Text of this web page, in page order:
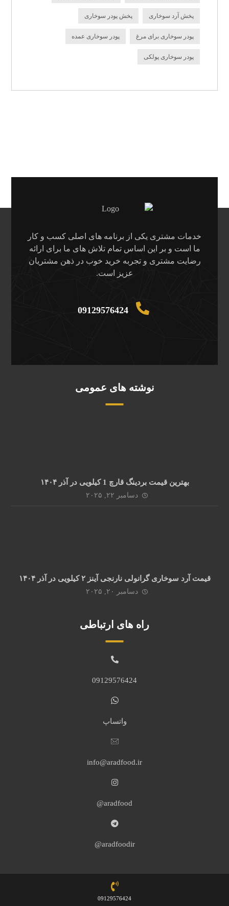
پخش آرد سوخاری پخش پودر سوخاری
پودر سوخاری برای مرغ پودر سوخاری عمده
پودر سوخاری پولکی
خدمات مشتری یکی از برنامه های اصلی کسب و کار
ما است و بر این اساس تمام تلاش های ما برای ارائه
رضایت مشتری و تجربه خرید خوب در ذهن مشتریان
عزیز است.
09129576424
نوشته های عمومی
بهترین قیمت بردینگ قارچ 1 کیلویی در آذر ۱۴۰۴
دسامبر ۲۲, ۲۰۲۵
قیمت آرد سوخاری گرانولی نارنجی آینز ۲ کیلویی در آذر ۱۴۰۴
دسامبر ۲۰, ۲۰۲۵
راه های ارتباطی
09129576424
واتساپ
info@aradfood.ir
aradfood@
aradfoodir@
09129576424